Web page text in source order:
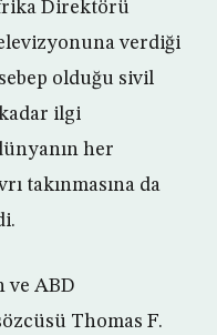
Direktörü
verdiği
olduğu sivil
ilgi
her
takınmasına da
ve ABD
Thomas F.